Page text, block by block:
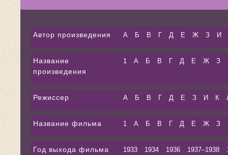
Автор произведения А Б В Г Д Е Ж З И
Название
произведения
1 А Б В Г Д Е Ж З
Режиссер А Б В Г Д Е З И К
Название фильма 1 А Б В Г Д Е Ж З
Год выхода фильма 1933 1934 1936 1937–1938